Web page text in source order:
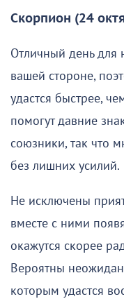
Скорпион (24
Отличный день для
вашей стороне,
удастся быстрее,
помогут давние
союзники, так что
без лишних усилий.
Не исключены
вместе с ними
окажутся скорее
Вероятны
которым удастся